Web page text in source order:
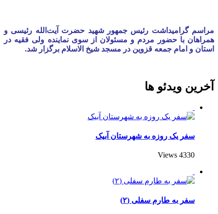
مراسم گرامیداشت رئیس جمهور شهید حضرت آیت‌الله رئیسی و
همراهان با حضور مردم و مسئولان از سوی نماینده ولی فقیه در
استان و امام جمعه قزوین در مسجد شیخ الاسلام برگزار شد.
آخرین ویدئو ها
سفر یک روزه به شهرستان آبیک
4330 Views
سفر به طارم سفلی (۲)